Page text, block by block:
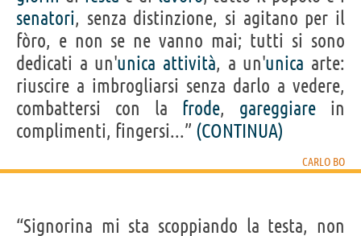
senatori, senza distinzione, si agitano per il
fòro, e non se ne vanno mai; tutti si sono
dedicati a un'unica attività, a un'unica arte:
riuscire a imbrogliarsi senza darlo a vedere,
combattersi con la frode, gareggiare in
complimenti, fingersi...” (CONTINUA)
CARLO BO
“Signorina mi sta scoppiando la testa, non